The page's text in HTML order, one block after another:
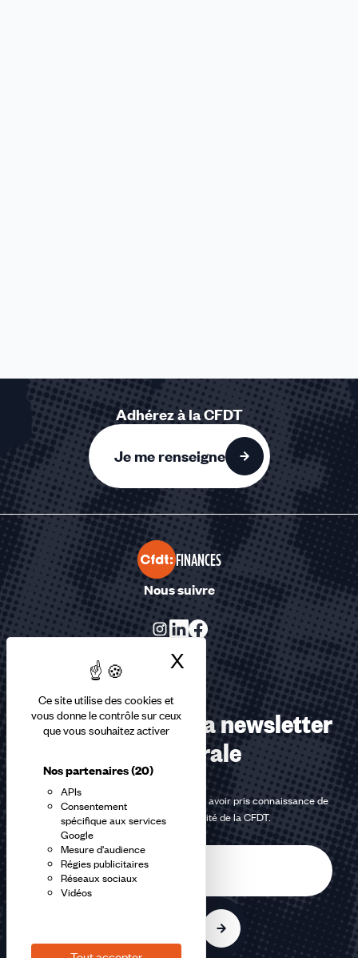
Ce site utilise des cookies et
vous donne le contrôle sur ceux
que vous souhaitez activer
Nos partenaires(20)
APIs
Consentement
spécifique aux services
Google
Mesure d'audience
Régies publicitaires
Réseaux sociaux
Vidéos
X Masquer le
Adhérez à la CFDT
Je me renseigne
FINANCES
Nous suivre
Abonnez-vous à la newsletter
confédérale
En m'inscrivant à la newsletter, j'affirme avoir pris connaissance de
lapolitique de confidentialité de la CFDT.